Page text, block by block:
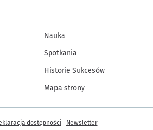
Nauka
Spotkania
Historie Sukcesów
Mapa strony
dostępności Newsletter